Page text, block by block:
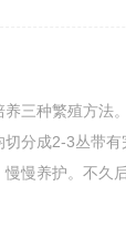
三种繁殖方法
分成2-3丛带
慢养护。不久